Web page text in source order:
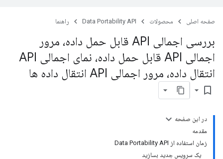
صفحه اصلی محصولات Data Portability API راهنما
بررسی اجمالی API قابل حمل داده، مرور
اجمالی API قابل حمل داده، نمای اجمالی API
انتقال داده، مرور اجمالی API انتقال داده ها
bookmark_border
در این صفحه
مقدمه
زمان استفاده از Data Portability API
یک سرویس جدید بسازید